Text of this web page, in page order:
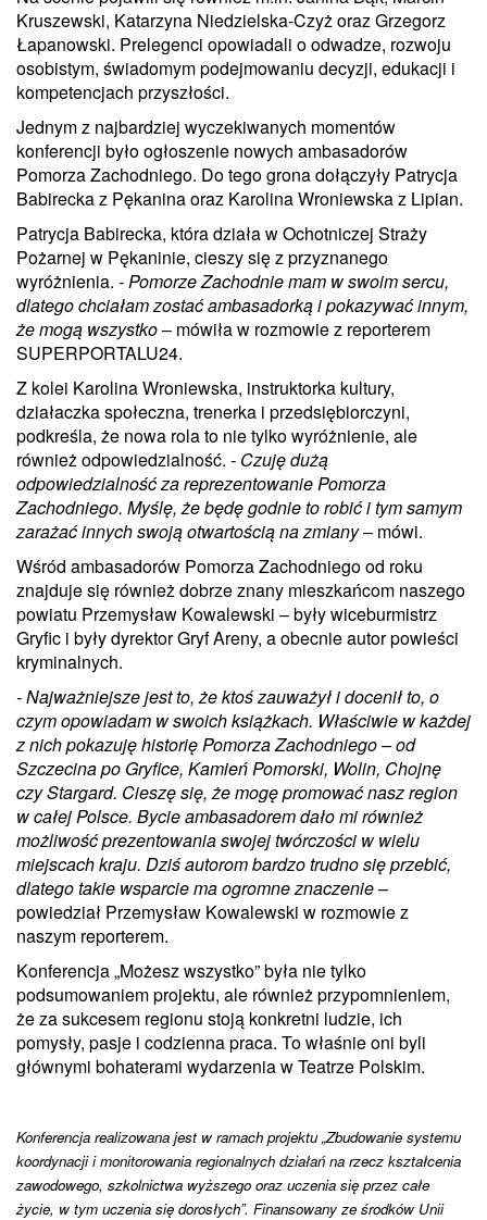
Kruszewski, Katarzyna Niedzielska-Czyż oraz Grzegorz
Łapanowski. Prelegenci opowiadali o odwadze, rozwoju
osobistym, świadomym podejmowaniu decyzji, edukacji i
kompetencjach przyszłości.
Jednym z najbardziej wyczekiwanych momentów
konferencji było ogłoszenie nowych ambasadorów
Pomorza Zachodniego. Do tego grona dołączyły Patrycja
Babirecka z Pękanina oraz Karolina Wroniewska z Lipian.
Patrycja Babirecka, która działa w Ochotniczej Straży
Pożarnej w Pękaninie, cieszy się z przyznanego
wyróżnienia. - Pomorze Zachodnie mam w swoim sercu,
dlatego chciałam zostać ambasadorką i pokazywać innym,
że mogą wszystko– mówiła w rozmowie z reporterem
SUPERPORTALU24.
Z kolei Karolina Wroniewska, instruktorka kultury,
działaczka społeczna, trenerka i przedsiębiorczyni,
podkreśla, że nowa rola to nie tylko wyróżnienie, ale
również odpowiedzialność. - Czuję dużą
odpowiedzialność za reprezentowanie Pomorza
Zachodniego. Myślę, że będę godnie to robić i tym samym
zarażać innych swoją otwartością na zmiany– mówi.
Wśród ambasadorów Pomorza Zachodniego od roku
znajduje się również dobrze znany mieszkańcom naszego
powiatu Przemysław Kowalewski – były wiceburmistrz
Gryfic i były dyrektor Gryf Areny, a obecnie autor powieści
kryminalnych.
- Najważniejsze jest to, że ktoś zauważył i docenił to, o
czym opowiadam w swoich książkach. Właściwie w każdej
z nich pokazuję historię Pomorza Zachodniego – od
Szczecina po Gryfice, Kamień Pomorski, Wolin, Chojnę
czy Stargard. Cieszę się, że mogę promować nasz region
w całej Polsce. Bycie ambasadorem dało mi również
możliwość prezentowania swojej twórczości w wielu
miejscach kraju. Dziś autorom bardzo trudno się przebić,
dlatego takie wsparcie ma ogromne znaczenie–
powiedział Przemysław Kowalewski w rozmowie z
naszym reporterem.
Konferencja „Możesz wszystko” była nie tylko
podsumowaniem projektu, ale również przypomnieniem,
że za sukcesem regionu stoją konkretni ludzie, ich
pomysły, pasje i codzienna praca. To właśnie oni byli
głównymi bohaterami wydarzenia w Teatrze Polskim.
Konferencja realizowana jest w ramach projektu „Zbudowanie systemu
koordynacji i monitorowania regionalnych działań na rzecz kształcenia
zawodowego, szkolnictwa wyższego oraz uczenia się przez całe
życie, w tym uczenia się dorosłych”. Finansowany ze środków Unii